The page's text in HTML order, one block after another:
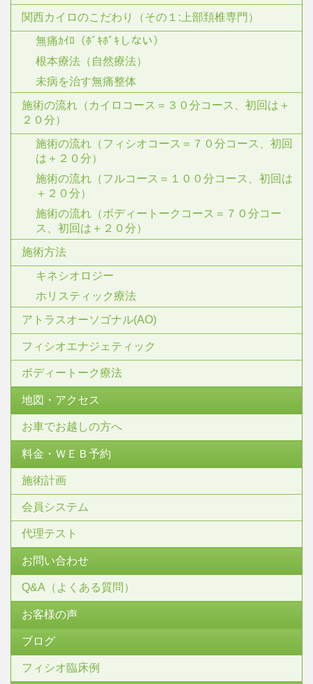
関西カイロのこだわり（その１:上部頚椎専門）
無痛ｶｲﾛ（ﾎﾞｷﾎﾞｷしない）
根本療法（自然療法）
未病を治す無痛整体
施術の流れ（カイロコース＝３０分コース、初回は＋
２０分）
施術の流れ（フィシオコース＝７０分コース、初回
は＋２０分）
施術の流れ（フルコース＝１００分コース、初回は
＋２０分）
施術の流れ（ボディートークコース＝７０分コー
ス、初回は＋２０分）
施術方法
キネシオロジー
ホリスティック療法
アトラスオーソゴナル(AO)
フィシオエナジェティック
ボディートーク療法
地図・アクセス
お車でお越しの方へ
料金・ＷＥＢ予約
施術計画
会員システム
代理テスト
お問い合わせ
Q&A（よくある質問）
お客様の声
ブログ
フィシオ臨床例